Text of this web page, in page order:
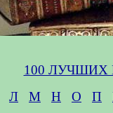
100 ЛУЧШИХ
Л М Н О П